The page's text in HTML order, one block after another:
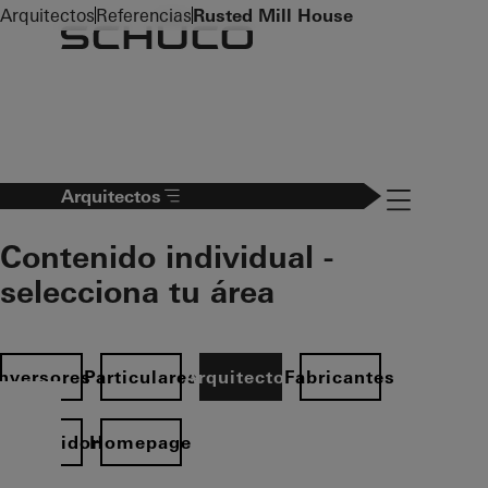
To the main content
Arquitectos
Contenido individual -
selecciona tu área
ParticularesArquitectosFabricantes
Homepage
Navigation
ArquitectosReferenciasRusted Mill House